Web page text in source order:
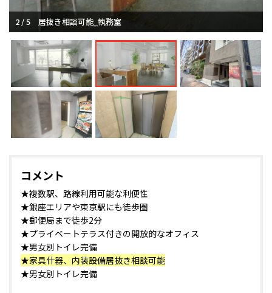
2 / 5 居抜き相談可能_執務室
コメント
★複数駅、路線利用可能な利便性
★銀座エリアや東京駅にも徒歩圏
★郵便局まで徒歩2分
★プライベートテラス付きの開放的なオフィス
★男女別トイレ完備
★家具什器、内装設備居抜き相談可能
★男女別トイレ完備